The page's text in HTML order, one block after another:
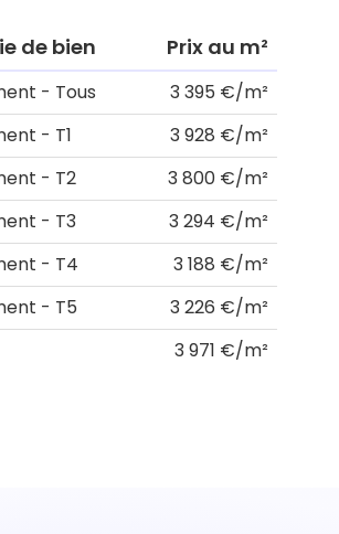
de bien Prix au m²
- Tous
3 395 €/m²
- T1
3 928 €/m²
- T2
3 800 €/m²
- T3
3 294 €/m²
- T4
3 188 €/m²
- T5
3 226 €/m²
3 971 €/m²